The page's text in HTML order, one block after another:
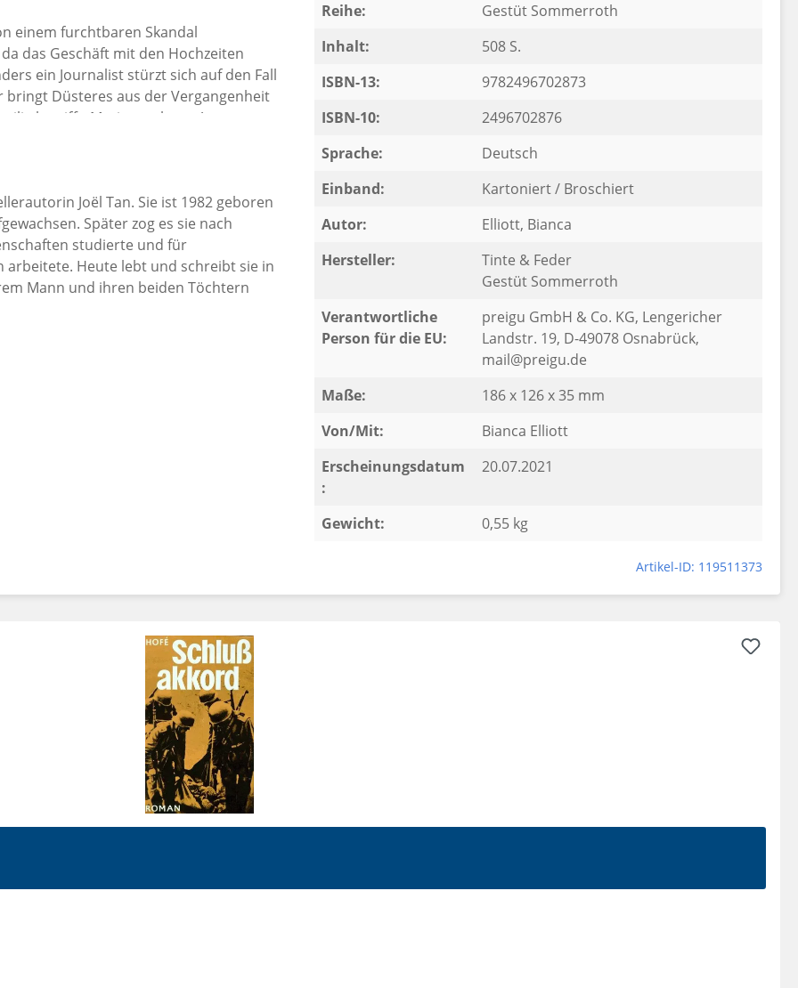
einem furchtbaren Skandal
das Geschäft mit den Hochzeiten
ein Journalist stürzt sich auf den Fall
Düsteres aus der Vergangenheit
betrifft. Marisa verlangt Antworten
Joël Tan. Sie ist 1982 geboren
Später zog es sie nach
studierte und für
Heute lebt und schreibt sie in
Mann und ihren beiden Töchtern
Reihe:
Gestüt Sommerroth
Inhalt:
508 S.
ISBN-13:
9782496702873
ISBN-10:
2496702876
Sprache:
Deutsch
Einband:
Kartoniert / Broschiert
Autor:
Elliott, Bianca
Hersteller:
Tinte & Feder
Gestüt Sommerroth
Verantwortliche
Person für die EU:
preigu GmbH & Co. KG, Lengericher
Landstr. 19, D-49078 Osnabrück,
mail@preigu.de
Maße:
186 x 126 x 35 mm
Von/Mit:
Bianca Elliott
Erscheinungsdatum
:
20.07.2021
Gewicht: 0,55 kg
Artikel-ID: 119511373